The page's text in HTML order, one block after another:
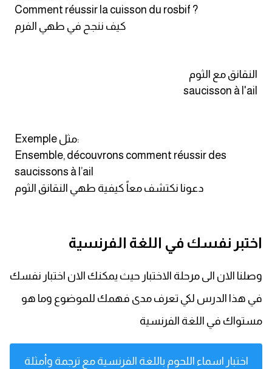
Comment réussir la cuisson du rosbif ?
كيف ننجح في طهي الفرم
النقانق مع الثوم
saucisson à l'ail
Exemple مثل:
Ensemble, découvrons comment réussir des
saucissons à l’ail
دعونا نكتشف معاً كيفية طهي النقانق الثوم
اختبر نفسك في اللغة الفرنسية
وصلنا الان الى مرحلة الاختبار حيث يمكنك الان اختبار نفسك
في هذا الدرس لكي تعرف مدى فهمك للموضوع وما هو
مستواك في اللغة الفرنسية
اختبار اسماء اللحوم باللغة الفرنسية مع ترجمة وأمثلة